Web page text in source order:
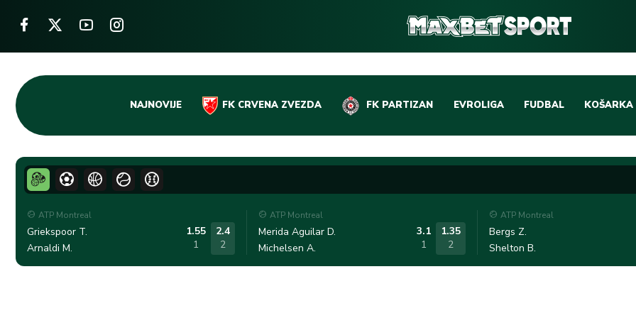
Skip
content
NAJNOVIJE FK CRVENA ZVEZDA FK PARTIZAN EVROLIGA FUDBAL
DOMAĆI FUDBAL
LIGE PETICE
KOŠARKA
EVROLIGA
ABA LIGA
ATP Montreal
Griekspoor T.
Arnaldi M.
1.55
1
2.4
2
ATP Montreal
Merida Aguilar D.
Michelsen A.
3.1
1
1.35
2
ATP Montreal
Bergs Z.
Shelton B.